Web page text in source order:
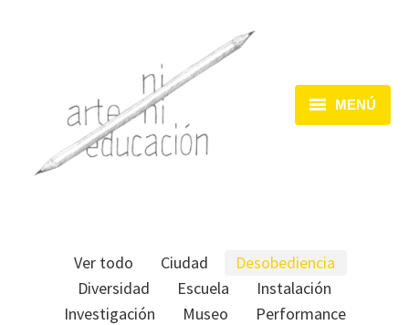
MENÚ
Inicio
Ver todo Ciudad
Desobediencia
Diversidad
Escuela
Instalación
Investigación
Museo
Performance